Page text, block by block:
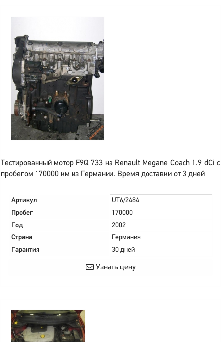
Тестированный мотор F9Q 733 на Renault Megane Coach 1.9 dCi с
пробегом 170000 км из Германии. Время доставки от 3 дней
Артикул
UT6/2484
Пробег
170000
Год
2002
Страна
Германия
Гарантия
30 дней
Узнать цену